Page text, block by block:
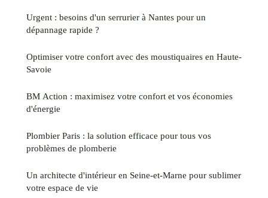
Urgent : besoins d'un serrurier à Nantes pour un
dépannage rapide ?
Optimiser votre confort avec des moustiquaires en Haute-
Savoie
BM Action : maximisez votre confort et vos économies
d'énergie
Plombier Paris : la solution efficace pour tous vos
problèmes de plomberie
Un architecte d'intérieur en Seine-et-Marne pour sublimer
votre espace de vie